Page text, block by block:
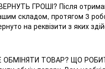
ГРОШІ? Після
складом, протягом 3
на реквізити з яких
ТОВАР? ЩО